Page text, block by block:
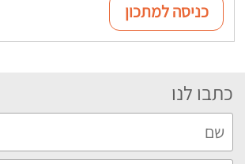
כניסה למתכון
כתבו לנו